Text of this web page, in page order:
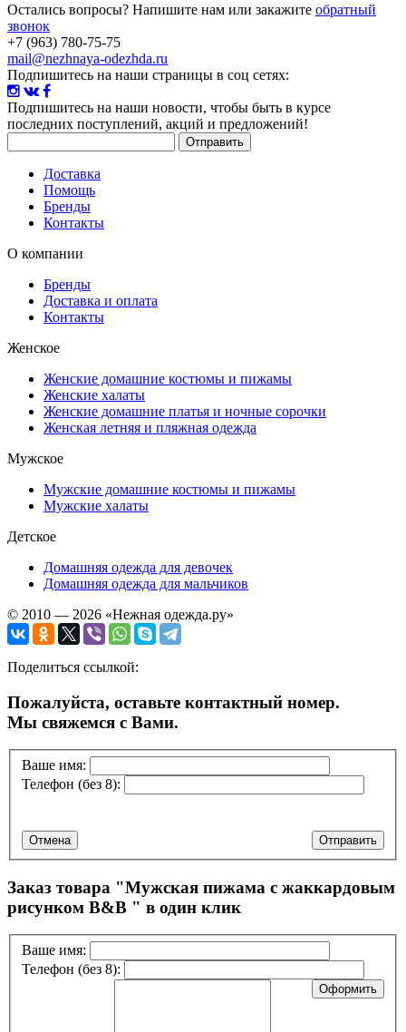
Остались вопросы? Напишите нам или закажите обратный
звонок
+7 (963) 780-75-75
mail@nezhnaya-odezhda.ru
Подпишитесь на наши страницы в соц сетях:
Подпишитесь на наши новости, чтобы быть в курсе
последних поступлений, акций и предложений!
Доставка
Помощь
Бренды
Контакты
О компании
Бренды
Доставка и оплата
Контакты
Женское
Женские домашние костюмы и пижамы
Женские халаты
Женские домашние платья и ночные сорочки
Женская летняя и пляжная одежда
Мужское
Мужские домашние костюмы и пижамы
Мужские халаты
Детское
Домашняя одежда для девочек
Домашняя одежда для мальчиков
© 2010 — 2026 «Нежная одежда.ру»
Поделиться ссылкой:
Пожалуйста, оставьте контактный номер.
Мы свяжемся с Вами.
Ваше имя:
Телефон (без 8):
Отправить
Отмена
Заказ товара "Мужская пижама с жаккардовым
рисунком B&B " в один клик
Ваше имя:
Телефон (без 8):
Оформить